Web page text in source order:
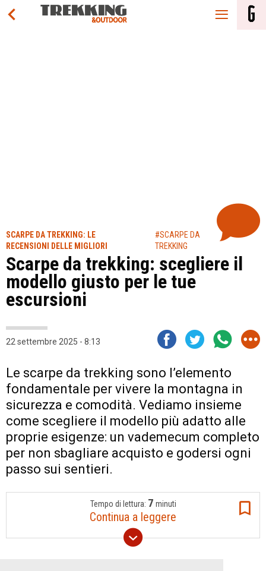
SCARPE DA TREKKING: LE
RECENSIONI DELLE MIGLIORI
#SCARPE DA
TREKKING
Scarpe da trekking: scegliere il
modello giusto per le tue
escursioni
22 settembre 2025 - 8:13
Le scarpe da trekking sono l’elemento
fondamentale per vivere la montagna in
sicurezza e comodità. Vediamo insieme
come scegliere il modello più adatto alle
proprie esigenze: un vademecum completo
per non sbagliare acquisto e godersi ogni
passo sui sentieri.
Tempo di lettura: 7 minuti
Continua a leggere